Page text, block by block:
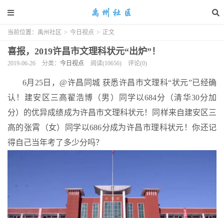
当前位置： 禹州社区 > 今日视点 > 正文
喜报，2019许昌市文理科状元“出炉”！
2019-06-26 分类： 今日视点 阅读(10656) 评论(0)
6月25日，@许昌同城 获悉许昌市文理科“状元”已经确
认！建安区三高翟浩博（男）同学以684分（清华30分加
分）的优异成绩成为许昌市文理科状元！同样来自建安区三
高的张霄（女）同学以686分成为许昌市理科状元！你还记
得自己当年考了多少分吗？